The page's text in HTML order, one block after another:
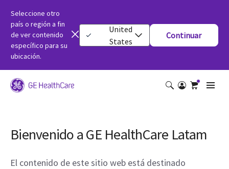
Seleccione otro
país o región a fin
de ver contenido
específico para su
ubicación.
United
States
Continuar
Bienvenido a GE HealthCare Latam
El contenido de este sitio web está destinado